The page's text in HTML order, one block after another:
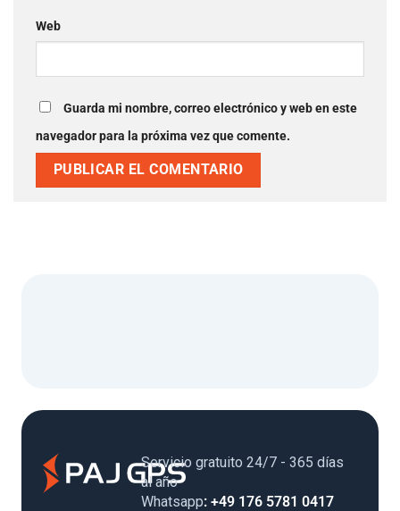
Web
Guarda mi nombre, correo electrónico y web en este
navegador para la próxima vez que comente.
Servicio gratuito 24/7 - 365 días
al año
Whatsapp: +49 176 5781 0417